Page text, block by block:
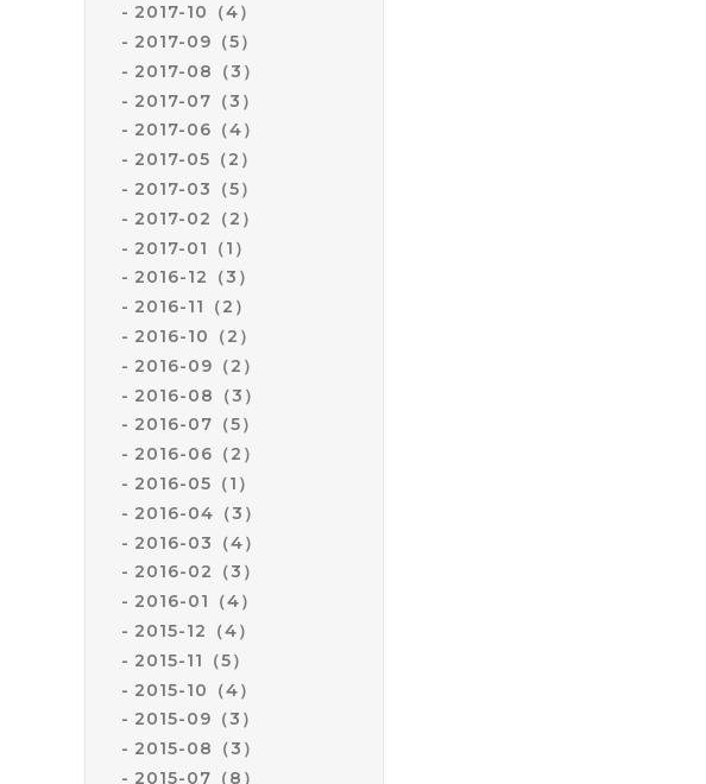
2017-10（4）
2017-09（5）
2017-08（3）
2017-07（3）
2017-06（4）
2017-05（2）
2017-03（5）
2017-02（2）
2017-01（1）
2016-12（3）
2016-11（2）
2016-10（2）
2016-09（2）
2016-08（3）
2016-07（5）
2016-06（2）
2016-05（1）
2016-04（3）
2016-03（4）
2016-02（3）
2016-01（4）
2015-12（4）
2015-11（5）
2015-10（4）
2015-09（3）
2015-08（3）
2015-07（8）